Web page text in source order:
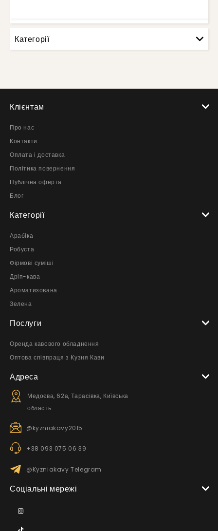
Категорії
Клієнтам
Про нас
Контакти
Оплата і доставка
Політика повернення
Публічна оферта
Блог
Категорії
Арабіка
Робуста
Фірмові суміші
Дріп-кава
Ароматизована
Зелена
Послуги
Оренда кавового обладнення
Оптова співпраця з Кузня Кави
Адреса
Медоєва, 62а, Тарасівка, Київська
область.
@kyzniakavy2015
+38 093 075 06 39
@Kyzniakavy Telegram
Соціальні мережі